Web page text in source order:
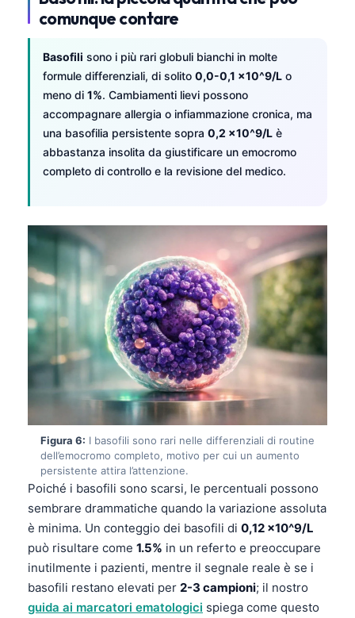
comunque contare
Basofili sono i più rari globuli bianchi in molte
formule differenziali, di solito 0,0-0,1 x10^9/L o
meno di 1%. Cambiamenti lievi possono
accompagnare allergia o infiammazione cronica, ma
una basofilia persistente sopra 0,2 x10^9/L è
abbastanza insolita da giustificare un emocromo
completo di controllo e la revisione del medico.
Figura 6: I basofili sono rari nelle differenziali di routine
dell’emocromo completo, motivo per cui un aumento
persistente attira l’attenzione.
Poiché i basofili sono scarsi, le percentuali possono
sembrare drammatiche quando la variazione assoluta
è minima. Un conteggio dei basofili di 0,12 x10^9/L
può risultare come 1.5% in un referto e preoccupare
inutilmente i pazienti, mentre il segnale reale è se i
basofili restano elevati per 2-3 campioni; il nostro
guida ai marcatori ematologici spiega come questo
தமிழ்
ગુજરાતી
ಕನ್ನಡ
മലയാളം
Bahasa Melayu
Tiếng Việt
ไทย
ဗမာစာ
Kiswahili
አማርኛ
Українська
O‘zbekcha
Català
Hrvatski
Slovenčina
كوردی‎
پښتو
سنڌي
অসমীয়া